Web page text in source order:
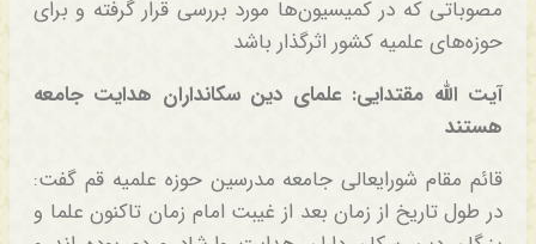
مصوباتی که در کمیسیون‌ها مورد بررسی قرار گرفته و برای
حوزه‌های علمیه کشور اثرگذار باشد
آیت الله مقتدایی: علمای دین سکانداران هدایت جامعه
هستند
قائم مقام شورایعالی جامعه مدرسین حوزه علمیه قم گفت:
در طول تاریخ از زمان بعد از غیبت امام زمان تاکنون علما و